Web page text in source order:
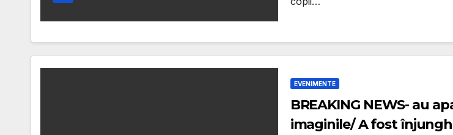
EVENIMENTE
BREAKING NEWS- au
imaginile/ A fost